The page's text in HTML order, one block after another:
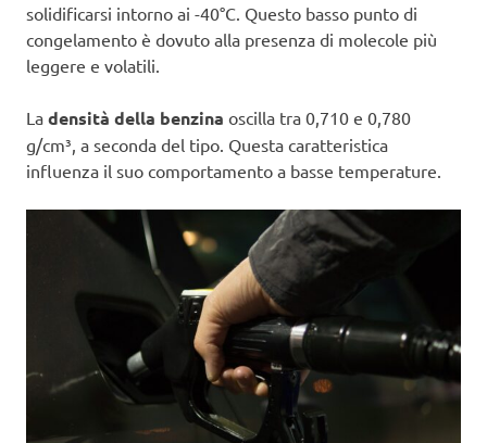
solidificarsi intorno ai -40°C. Questo basso punto di
congelamento è dovuto alla presenza di molecole più
leggere e volatili.
La densità della benzina oscilla tra 0,710 e 0,780
g/cm³, a seconda del tipo. Questa caratteristica
influenza il suo comportamento a basse temperature.